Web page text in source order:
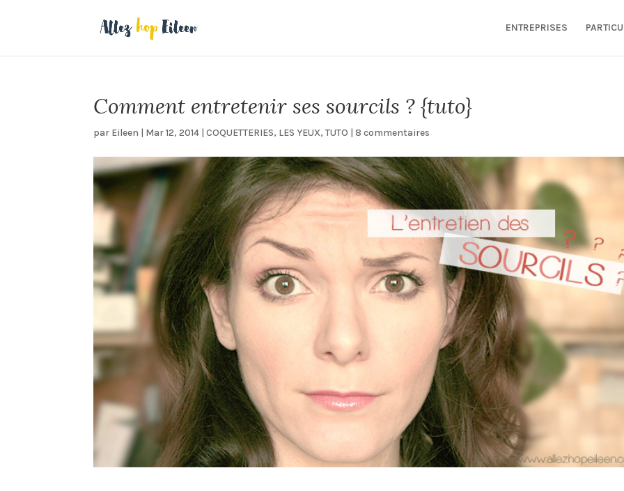
ENTREPRISES
Comment entretenir ses sourcils ? {tuto}
par Eileen | Mar 12, 2014 |COQUETTERIES, LES YEUX,TUTO |8 commentaires